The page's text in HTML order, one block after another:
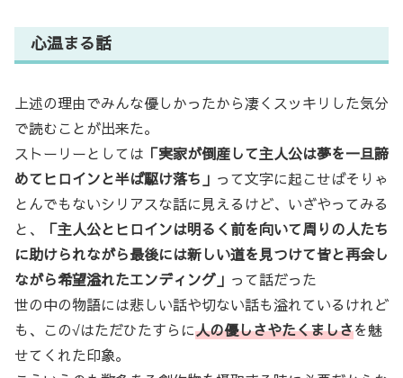
心温まる話
上述の理由でみんな優しかったから凄くスッキリした気分
で読むことが出来た。
ストーリーとしては 「実家が倒産して主人公は夢を一旦諦
めてヒロインと半ば駆け落ち」 って文字に起こせばそりゃ
とんでもないシリアスな話に見えるけど、いざやってみる
と、
「主人公とヒロインは明るく前を向いて周りの人たち
に助けられながら最後には新しい道を見つけて皆と再会し
ながら希望溢れたエンディング」 って話だった
世の中の物語には悲しい話や切ない話も溢れているけれど
も、この√はただひたすらに人の優しさやたくましさを魅
せてくれた印象。